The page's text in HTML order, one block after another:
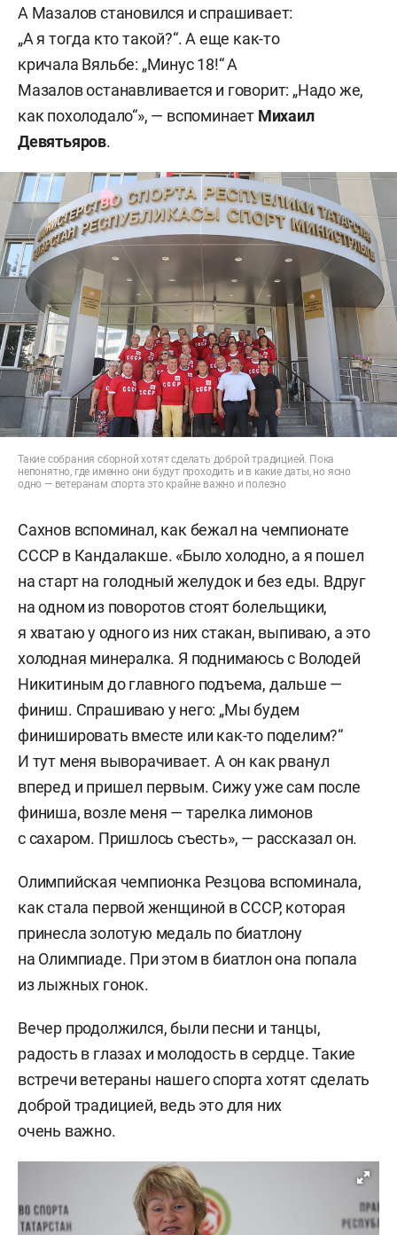
А Мазалов становился и спрашивает:
„А я тогда кто такой?“. А еще как-то
кричала Вяльбе: „Минус 18!“ А
Мазалов останавливается и говорит: „Надо же,
как похолодало“», — вспоминает Михаил
Девятьяров.
Такие собрания сборной хотят сделать доброй традицией. Пока
непонятно, где именно они будут проходить и в какие даты, но ясно
одно — ветеранам спорта это крайне важно и полезно
Сахнов вспоминал, как бежал на чемпионате
СССР в Кандалакше. «Было холодно, а я пошел
на старт на голодный желудок и без еды. Вдруг
на одном из поворотов стоят болельщики,
я хватаю у одного из них стакан, выпиваю, а это
холодная минералка. Я поднимаюсь с Володей
Никитиным до главного подъема, дальше —
финиш. Спрашиваю у него: „Мы будем
финишировать вместе или как-то поделим?“
И тут меня выворачивает. А он как рванул
вперед и пришел первым. Сижу уже сам после
финиша, возле меня — тарелка лимонов
с сахаром. Пришлось съесть», — рассказал он.
Олимпийская чемпионка Резцова вспоминала,
как стала первой женщиной в СССР, которая
принесла золотую медаль по биатлону
на Олимпиаде. При этом в биатлон она попала
из лыжных гонок.
Вечер продолжился, были песни и танцы,
радость в глазах и молодость в сердце. Такие
встречи ветераны нашего спорта хотят сделать
доброй традицией, ведь это для них
очень важно.